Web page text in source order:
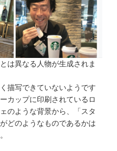
は異なる人物が生成されま
描写できていないようです
カップに印刷されているロ
のような背景から、「スタ
どのようなものであるかは